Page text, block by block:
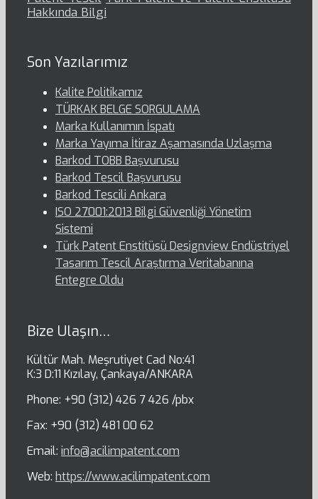
Hakkında Bilgi
Son Yazılarımız
Kalite Politikamız
TÜRKAK BELGE SORGULAMA
Marka Kullanımın İspatı
Marka Yayıma İtiraz Aşamasında Uzlaşma
Barkod TOBB Başvurusu
Barkod Tescil Başvurusu
Barkod Tescili Ankara
ISO 27001:2013 Bilgi Güvenliği Yönetim
Sistemi
Türk Patent Enstitüsü Designview Endüstriyel
Tasarım Tescil Araştırma Veritabanına
Entegre Oldu
Bize Ulaşın…
Kültür Mah. Meşrutiyet Cad No:41
K:3 D:11 Kızılay, Çankaya/ANKARA
Phone: +90 (312) 426 7 426 /pbx
Fax: +90 (312) 481 00 62
Email: info@acilimpatent.com
Web: https://www.acilimpatent.com